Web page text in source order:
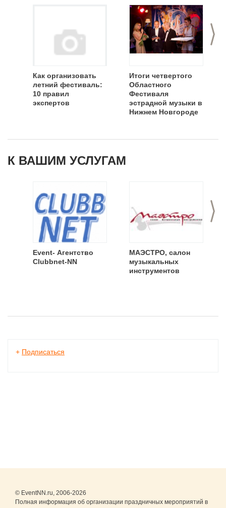
>
Как организовать
летний фестиваль:
10 правил
экспертов
Итоги четвертого
Областного
Фестиваля
эстрадной музыки в
Нижнем Новгороде
К ВАШИМ УСЛУГАМ
>
Event- Агентство
Clubbnet-NN
МАЭСТРО, салон
музыкальных
инструментов
+ Подписаться
© EventNN.ru, 2006-2026
Полная информация об организации праздничных мероприятий в